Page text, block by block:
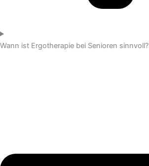
Wann ist Ergotherapie bei Senioren sinnvoll?